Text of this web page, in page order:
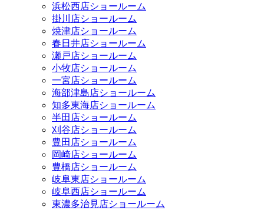
浜松西店ショールーム
掛川店ショールーム
焼津店ショールーム
春日井店ショールーム
瀬戸店ショールーム
小牧店ショールーム
一宮店ショールーム
海部津島店ショールーム
知多東海店ショールーム
半田店ショールーム
刈谷店ショールーム
豊田店ショールーム
岡崎店ショールーム
豊橋店ショールーム
岐阜東店ショールーム
岐阜西店ショールーム
東濃多治見店ショールーム